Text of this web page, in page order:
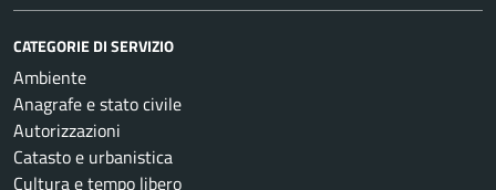
CATEGORIE DI SERVIZIO
Ambiente
Anagrafe e stato civile
Autorizzazioni
Catasto e urbanistica
Cultura e tempo libero